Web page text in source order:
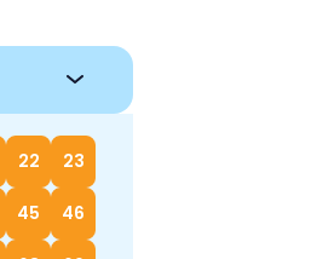
22 23
45 46